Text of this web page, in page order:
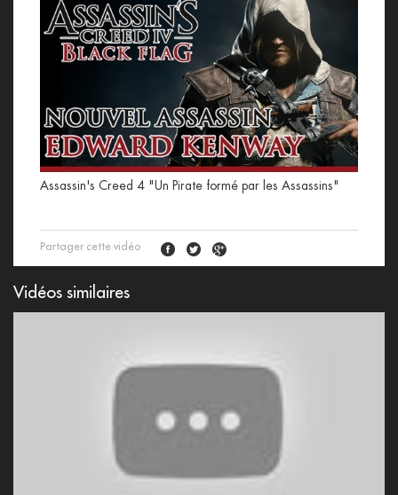
Assassin's Creed 4 "Un Pirate formé par les Assassins"
Partager cette vidéo
Vidéos similaires